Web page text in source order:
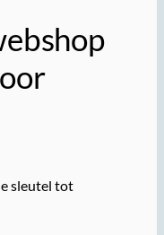
sleutel tot